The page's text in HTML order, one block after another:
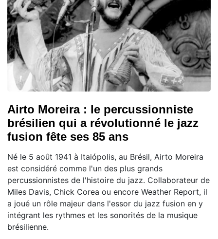
Airto Moreira : le percussionniste
brésilien qui a révolutionné le jazz
fusion fête ses 85 ans
Né le 5 août 1941 à Itaiópolis, au Brésil, Airto Moreira
est considéré comme l'un des plus grands
percussionnistes de l'histoire du jazz. Collaborateur de
Miles Davis, Chick Corea ou encore Weather Report, il
a joué un rôle majeur dans l'essor du jazz fusion en y
intégrant les rythmes et les sonorités de la musique
brésilienne.